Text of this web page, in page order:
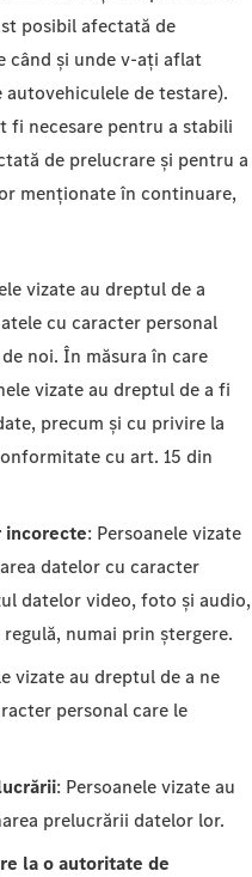
posibil afectată de
când și unde v-ați aflat
de testare).
necesare pentru a stabili
de prelucrare și pentru a
menționate în continuare,
vizate au dreptul de a
cu caracter personal
noi. În măsura în care
vizate au dreptul de a fi
precum și cu privire la
cu art. 15 din
: Persoanele vizate
datelor cu caracter
datelor video, foto și audio,
numai prin ștergere.
vizate au dreptul de a ne
personal care le
: Persoanele vizate au
prelucrării datelor lor.
la o autoritate de